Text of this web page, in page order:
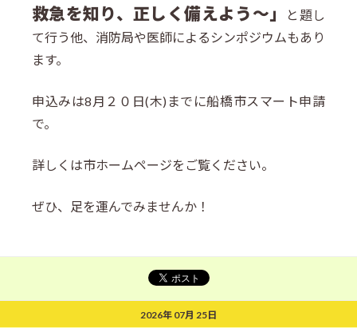
救急を知り、正しく備えよう～」
と題し
て行う他、消防局や医師によるシンポジウムもあり
ます。
申込みは8月２０日(木)までに船橋市スマート申請
で。
詳しくは市ホームページをご覧ください。
ぜひ、足を運んでみませんか！
2026年 07月 25日